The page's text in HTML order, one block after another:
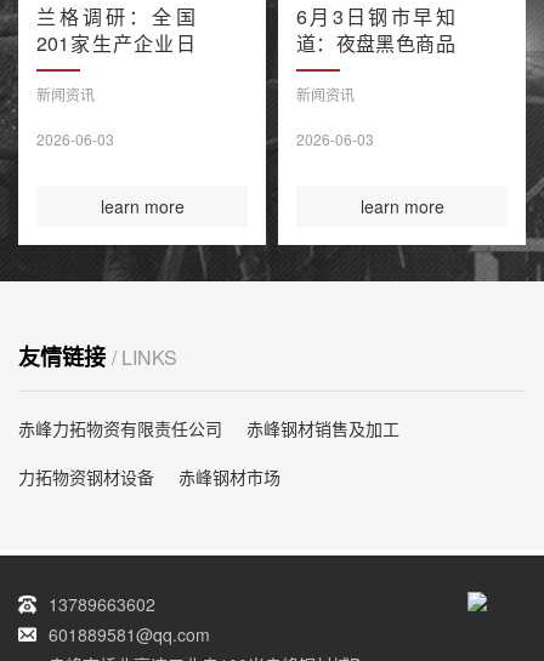
兰格调研：全国
201家生产企业日
均铁水产量环比上
升（6月3日）
新闻资讯
2026-06-03
learn more
6月3日钢市早知
道：夜盘黑色商品
多数收涨 IEA警告
全球石油库存或于
国际煤炭投资创14
新闻资讯
2026-06-03
learn more
友情链接 / LINKS
赤峰力拓物资有限责任公司
赤峰钢材销售及加工
力拓物资钢材设备
赤峰钢材市场
13789663602
601889581@qq.com